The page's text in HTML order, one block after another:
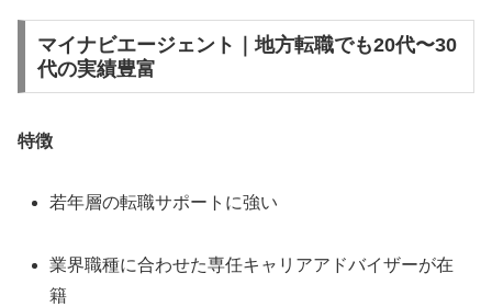
マイナビエージェント｜地方転職でも20代〜30
代の実績豊富
特徴
若年層の転職サポートに強い
業界職種に合わせた専任キャリアアドバイザーが在
籍